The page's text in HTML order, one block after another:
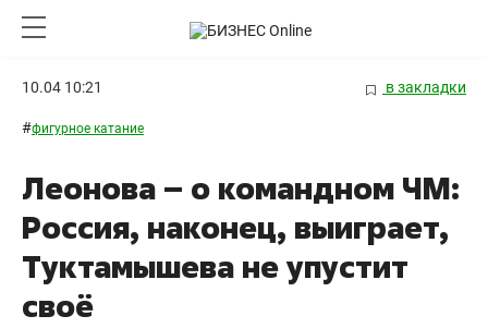
10.04 10:21 в закладки
#фигурное катание
Леонова – о командном ЧМ:
Россия, наконец, выиграет,
Туктамышева не упустит
своё